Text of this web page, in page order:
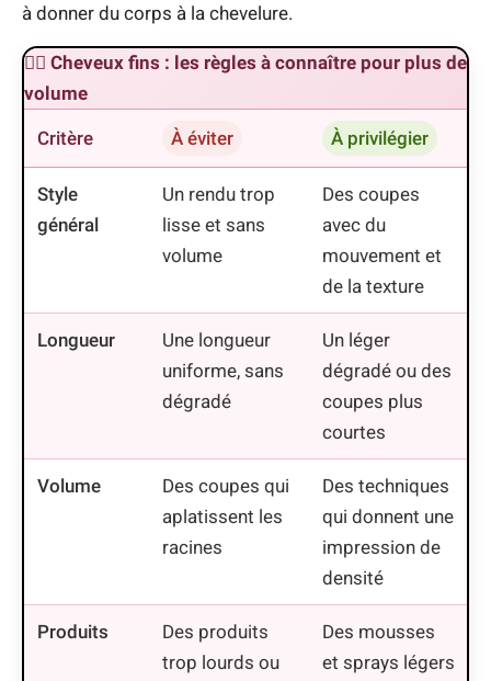
à donner du corps à la chevelure.
💇‍♀️ Cheveux fins : les règles à connaître pour plus de
volume
Critère À éviter À privilégier
Style
général
Un rendu trop
lisse et sans
volume
Des coupes
avec du
mouvement et
de la texture
Longueur
Une longueur
uniforme, sans
dégradé
Un léger
dégradé ou des
coupes plus
courtes
Volume
Des coupes qui
aplatissent les
racines
Des techniques
qui donnent une
impression de
densité
Produits
Des produits
trop lourds ou
Des mousses
et sprays légers